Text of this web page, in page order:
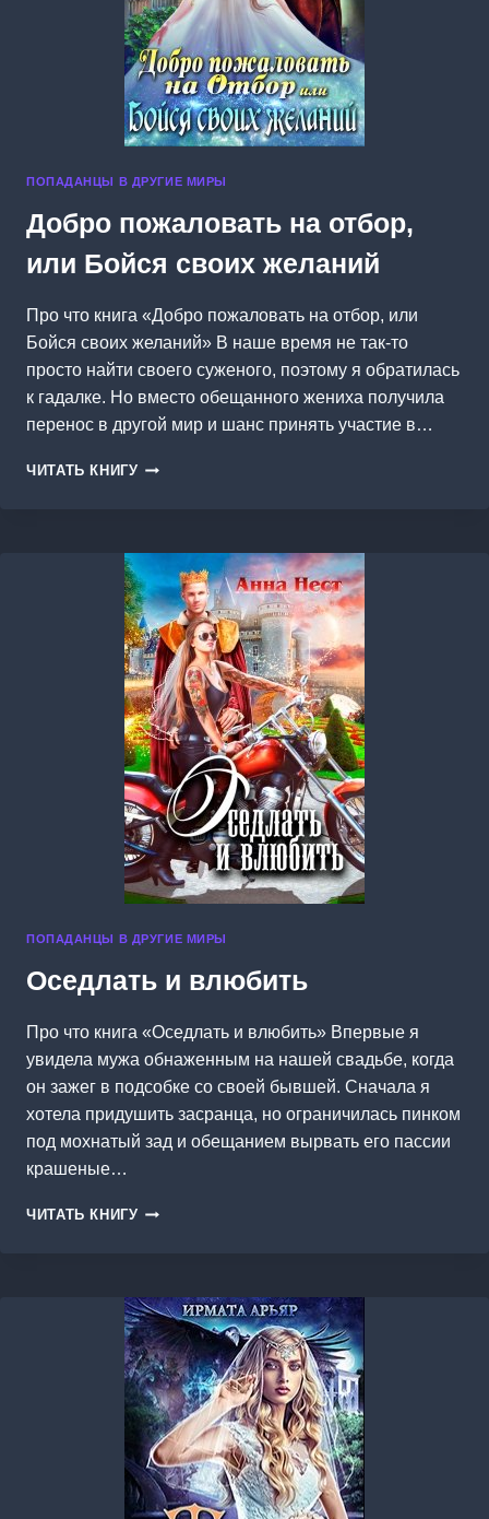
ПОПАДАНЦЫ В ДРУГИЕ МИРЫ
Добро пожаловать на отбор,
или Бойся своих желаний
Про что книга «Добро пожаловать на отбор, или
Бойся своих желаний» В наше время не так-то
просто найти своего суженого, поэтому я обратилась
к гадалке. Но вместо обещанного жениха получила
перенос в другой мир и шанс принять участие в…
ЧИТАТЬ КНИГУ ДОБРО
ИЛИ
БОЙСЯ
СВОИХ
ЖЕЛАНИЙ
ПОПАДАНЦЫ В ДРУГИЕ МИРЫ
Оседлать и влюбить
Про что книга «Оседлать и влюбить» Впервые я
увидела мужа обнаженным на нашей свадьбе, когда
он зажег в подсобке со своей бывшей. Сначала я
хотела придушить засранца, но ограничилась пинком
под мохнатый зад и обещанием вырвать его пассии
крашеные…
ЧИТАТЬ КНИГУ ОСЕДЛАТЬ